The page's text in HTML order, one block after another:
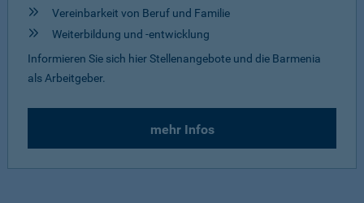
Vereinbarkeit von Beruf und Familie
Weiterbildung und -entwicklung
Informieren Sie sich hier Stellenangebote und die Barmenia
als Arbeitgeber.
mehr Infos